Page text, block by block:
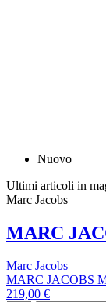
Nuovo
Ultimi articoli in
Marc Jacobs
MARC
Marc Jacobs
MARC JACOBS
219,00 €